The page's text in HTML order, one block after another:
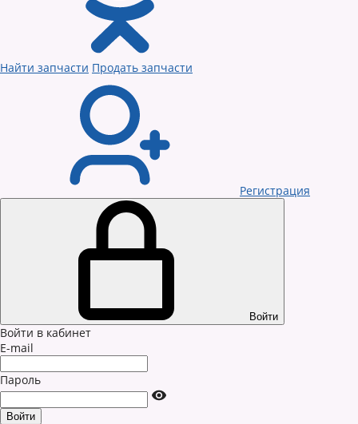
Найти запчасти Продать запчасти
Регистрация
Войти
Войти в кабинет
E-mail
Пароль